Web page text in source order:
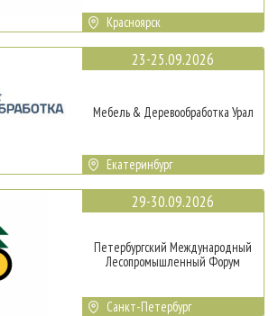
Красноярск
23-25.09.2026
Мебель & Деревообработка Урал
Екатеринбург
29-30.09.2026
Петербургский Международный
Лесопромышленный Форум
Санкт-Петербург